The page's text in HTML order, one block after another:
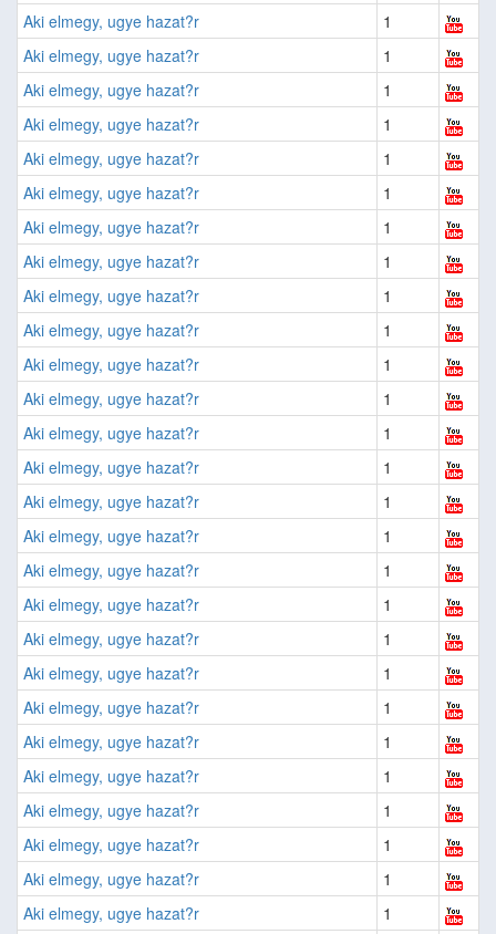
Aki elmegy, ugye hazat?r
1
Aki elmegy, ugye hazat?r
1
Aki elmegy, ugye hazat?r
1
Aki elmegy, ugye hazat?r
1
Aki elmegy, ugye hazat?r
1
Aki elmegy, ugye hazat?r
1
Aki elmegy, ugye hazat?r
1
Aki elmegy, ugye hazat?r
1
Aki elmegy, ugye hazat?r
1
Aki elmegy, ugye hazat?r
1
Aki elmegy, ugye hazat?r
1
Aki elmegy, ugye hazat?r
1
Aki elmegy, ugye hazat?r
1
Aki elmegy, ugye hazat?r
1
Aki elmegy, ugye hazat?r
1
Aki elmegy, ugye hazat?r
1
Aki elmegy, ugye hazat?r
1
Aki elmegy, ugye hazat?r
1
Aki elmegy, ugye hazat?r
1
Aki elmegy, ugye hazat?r
1
Aki elmegy, ugye hazat?r
1
Aki elmegy, ugye hazat?r
1
Aki elmegy, ugye hazat?r
1
Aki elmegy, ugye hazat?r
1
Aki elmegy, ugye hazat?r
1
Aki elmegy, ugye hazat?r
1
Aki elmegy, ugye hazat?r
1